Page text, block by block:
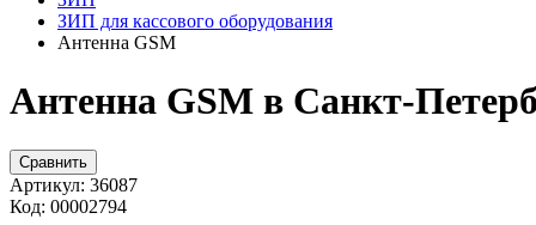
ЗИП для кассового оборудования
Антенна GSM
Антенна GSM в Санкт-
Сравнить
Артикул: 36087
Код: 00002794